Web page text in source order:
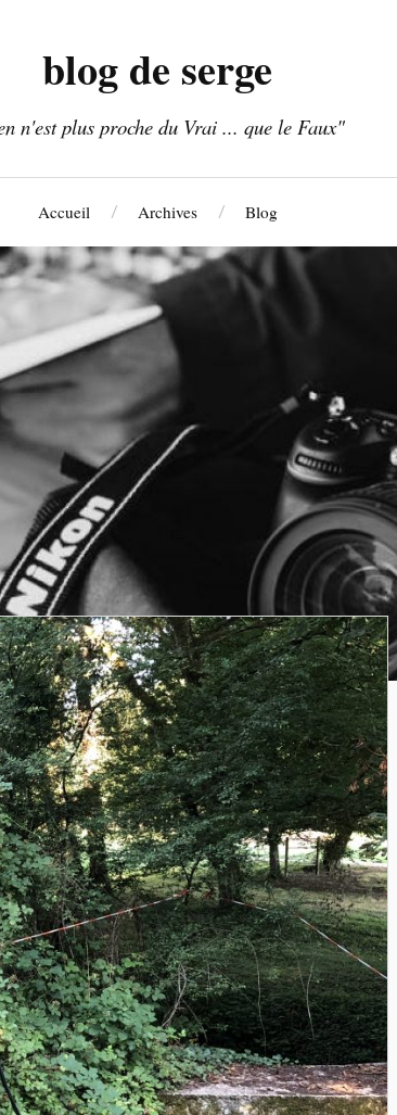
blog de serge
n'est plus proche du Vrai ... que le Faux"
Accueil Archives Blog